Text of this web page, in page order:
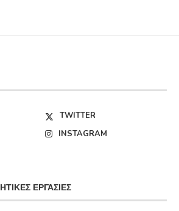
TWITTER
INSTAGRAM
ΕΡΓΑΣΊΕΣ